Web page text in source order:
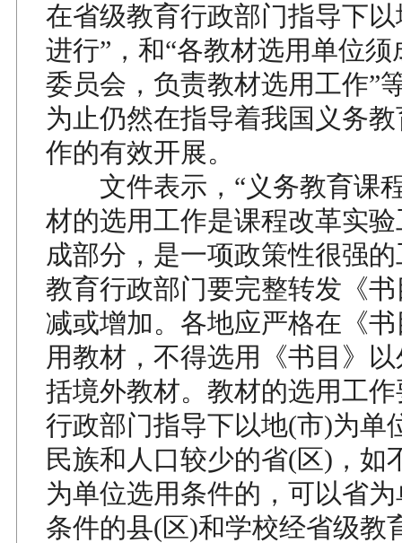
在省级教育行政部门指导下
进行”，和“各教材选用单位
委员会，负责教材选用工作”
为止仍然在指导着我国义务
作的有效开展。
文件表示，“义务教育课
材的选用工作是课程改革实
成部分，是一项政策性很强
教育行政部门要完整转发《
减或增加。各地应严格在《
用教材，不得选用《书目》
括境外教材。教材的选用工
行政部门指导下以地(市)为单
民族和人口较少的省(区)，如
为单位选用条件的，可以省
条件的县(区)和学校经省级教